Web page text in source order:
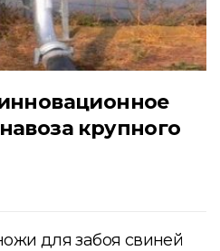
крупного
для забоя свиней